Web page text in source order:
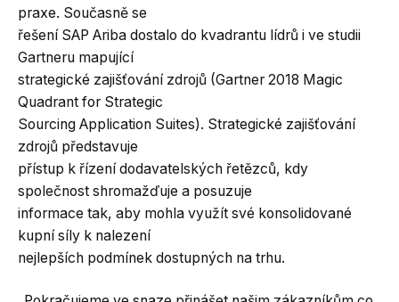
praxe. Současně se
řešení SAP Ariba dostalo do kvadrantu lídrů i ve studii
Gartneru mapující
strategické zajišťování zdrojů (Gartner 2018 Magic
Quadrant for Strategic
Sourcing Application Suites). Strategické zajišťování
zdrojů představuje
přístup k řízení dodavatelských řetězců, kdy
společnost shromažďuje a posuzuje
informace tak, aby mohla využít své konsolidované
kupní síly k nalezení
nejlepších podmínek dostupných na trhu.